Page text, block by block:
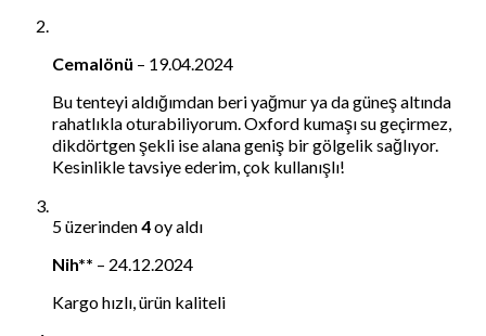
Cemalönü – 19.04.2024
Bu tenteyi aldığımdan beri yağmur ya da güneş altında
rahatlıkla oturabiliyorum. Oxford kumaşı su geçirmez,
dikdörtgen şekli ise alana geniş bir gölgelik sağlıyor.
Kesinlikle tavsiye ederim, çok kullanışlı!
5 üzerinden4oy aldı
Nih** – 24.12.2024
Kargo hızlı, ürün kaliteli